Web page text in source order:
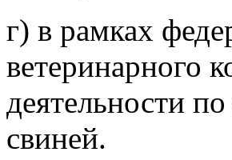
г) в рамках
ветеринарного
деятельности
свиней.